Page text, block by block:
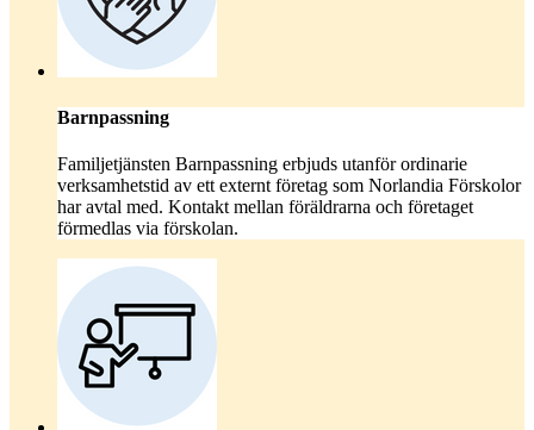
Barnpassning
Familjetjänsten Barnpassning erbjuds utanför ordinarie
verksamhetstid av ett externt företag som Norlandia Förskolor
har avtal med. Kontakt mellan föräldrarna och företaget
förmedlas via förskolan.